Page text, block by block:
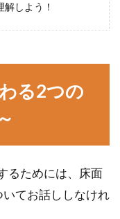
水漏れはストレー
れで困ったことはありま
家庭の半数以上が、ウォ
建物が建築できな
もNG？
しよう！
る2つの
るためには、床面
てお話ししなけれ